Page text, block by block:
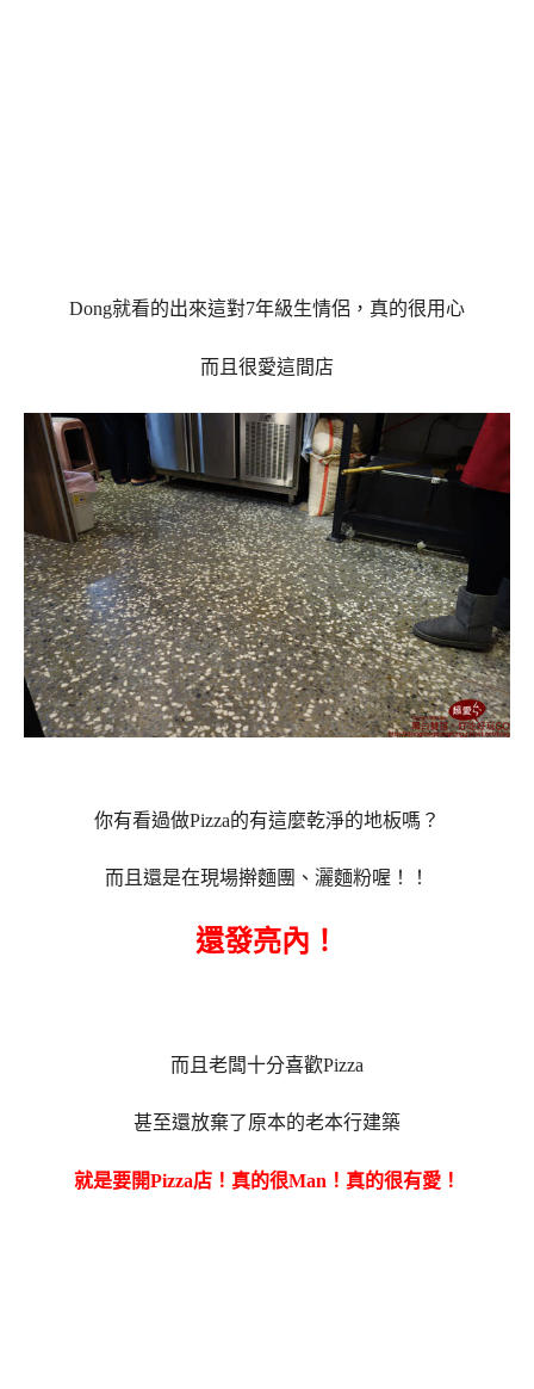
Dong就看的出來這對7年級生情侶，真的很用心
而且很愛這間店
你有看過做Pizza的有這麼乾淨的地板嗎？
而且還是在現場擀麵團、灑麵粉喔！！
還發亮內！
而且老闆十分喜歡Pizza
甚至還放棄了原本的老本行建築
就是要開Pizza店！真的很Man！真的很有愛！